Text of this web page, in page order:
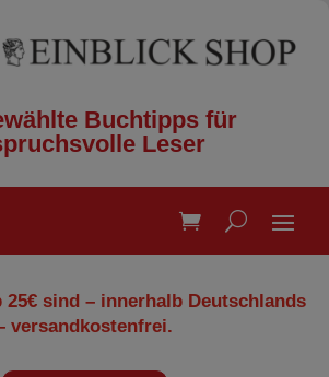
Buchtipps für
Leser
25€ sind – innerhalb Deutschlands
versandkostenfrei.